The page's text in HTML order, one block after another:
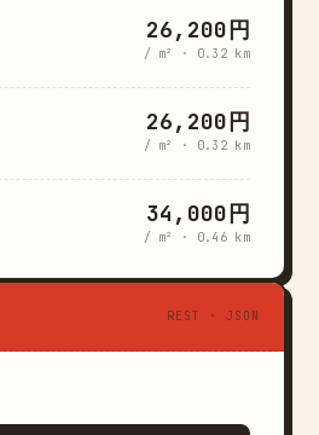
26,200円
/ m² · 0.32 km
26,200円
/ m² · 0.32 km
34,000円
/ m² · 0.46 km
REST · JSON